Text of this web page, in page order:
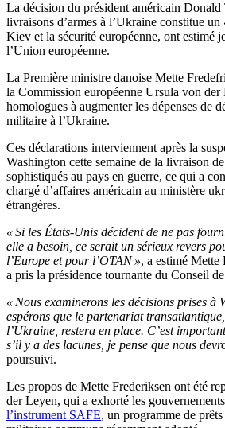
La décision du président américain Donald
livraisons d’armes à l’Ukraine constitue un
Kiev et la sécurité européenne, ont estimé
l’Union européenne.
La Première ministre danoise Mette
la Commission européenne Ursula von
homologues à augmenter les dépenses de
militaire à l’Ukraine.
Ces déclarations interviennent après la
Washington cette semaine de la livraison de
sophistiqués au pays en guerre, ce qui a
chargé d’affaires américain au ministère
étrangères.
« Si les États-Unis décident de ne pas
elle a besoin, ce serait un sérieux revers
l’Europe et pour l’OTAN », a estimé Mette
a pris la présidence tournante du Conseil
« Nous examinerons les décisions prises à
espérons que le partenariat
l’Ukraine, restera en place. C’est
s’il y a des lacunes, je pense que nous
poursuivi.
Les propos de Mette Frederiksen ont été
der Leyen, qui a exhorté les
l’instrument SAFE, un programme de